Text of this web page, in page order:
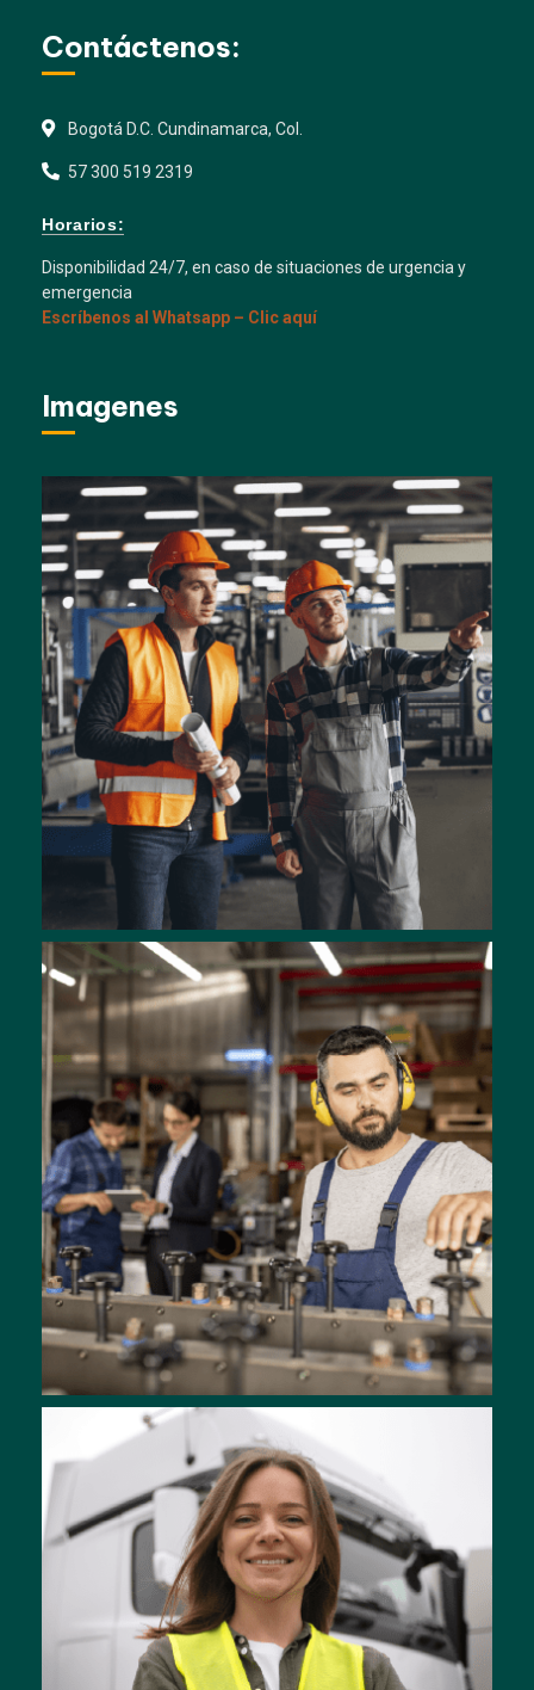
Contáctenos:
Bogotá D.C. Cundinamarca, Col.
57 300 519 2319
Horarios:
Disponibilidad 24/7, en caso de situaciones de urgencia y
emergencia
Escríbenos al Whatsapp – Clic aquí
Imagenes